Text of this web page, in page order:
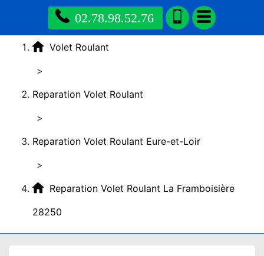
02.78.98.52.76
Volet Roulant
>
Reparation Volet Roulant
>
Reparation Volet Roulant Eure-et-Loir
>
Reparation Volet Roulant La Framboisière
28250